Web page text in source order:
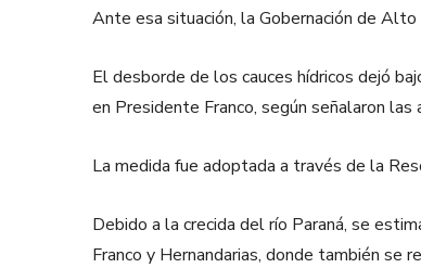
Ante esa situación, la Gobernación de
El desborde de los cauces hídricos dejó
en Presidente Franco, según señalaron
La medida fue adoptada a través de la
Debido a la crecida del río Paraná, se
Franco y Hernandarias, donde también se